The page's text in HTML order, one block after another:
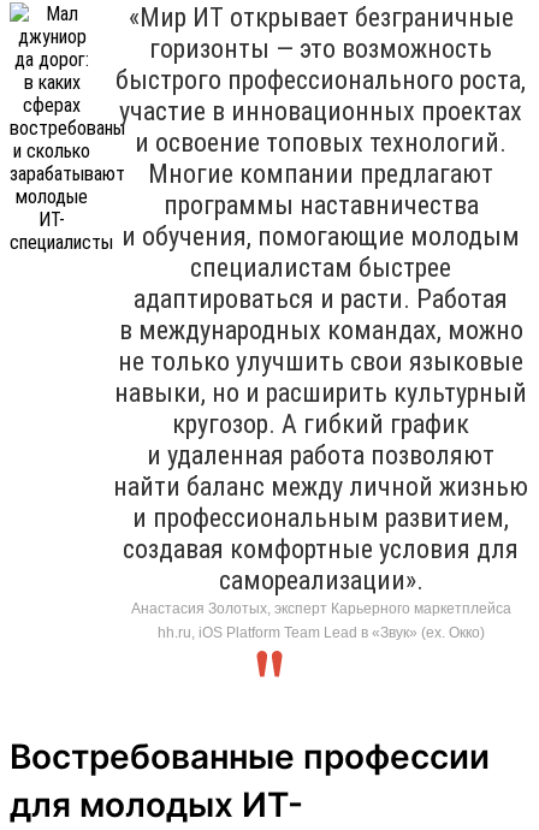
«Мир ИТ открывает безграничные
горизонты — это возможность
быстрого профессионального роста,
участие в инновационных проектах
и освоение топовых технологий.
Многие компании предлагают
программы наставничества
и обучения, помогающие молодым
специалистам быстрее
адаптироваться и расти. Работая
в международных командах, можно
не только улучшить свои языковые
навыки, но и расширить культурный
кругозор. А гибкий график
и удаленная работа позволяют
найти баланс между личной жизнью
и профессиональным развитием,
создавая комфортные условия для
самореализации».
Анастасия Золотых, эксперт Карьерного маркетплейса
hh.ru, iOS Platform Team Lead в «Звук» (ex. Окко)
Востребованные профессии
для молодых ИТ-